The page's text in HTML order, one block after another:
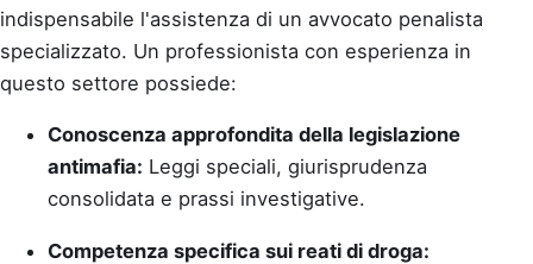
indispensabile l'assistenza di un avvocato penalista
specializzato. Un professionista con esperienza in
questo settore possiede:
Conoscenza approfondita della legislazione
antimafia: Leggi speciali, giurisprudenza
consolidata e prassi investigative.
Competenza specifica sui reati di droga: